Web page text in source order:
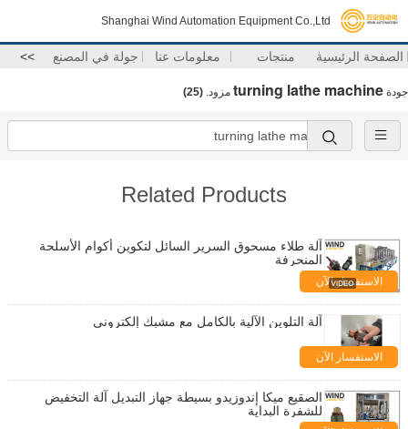
Shanghai Wind Automation Equipment Co.,Ltd
الصفحة الرئيسية منتجات معلومات عنا جولة في المصنع >>
جودة turning lathe machine مزود. (25)
Related Products
آلة طلاء مسحوق السرير السائل لتكوين أكوام الأسلحة
المنحرفة
الاستفسار الآن
آلة التلوين الآلية بالكامل مع مشبك إلكتروني
الاستفسار الآن
الصقيع ميكا إندوزيدو بسيطة جهاز التبديل آلة التخفيض
للشفرة البداية